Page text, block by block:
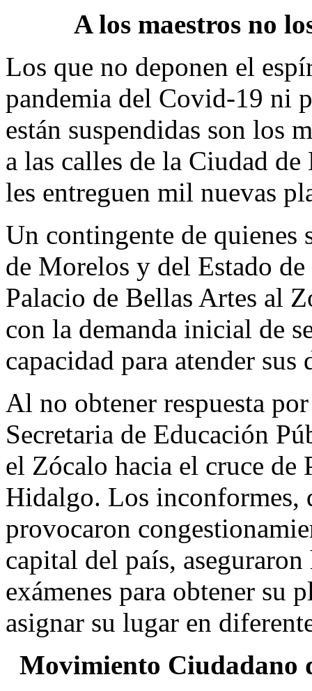
A los maestros no
Los que no deponen el
pandemia del Covid-19 ni
están suspendidas son los
a las calles de la Ciudad
les entreguen mil nuevas
Un contingente de quienes
de Morelos y del Estado
Palacio de Bellas Artes al
con la demanda inicial de
capacidad para atender sus
Al no obtener respuesta
Secretaria de Educación
el Zócalo hacia el cruce de
Hidalgo. Los inconformes,
provocaron
capital del país,
exámenes para obtener su
asignar su lugar en
Movimiento Ciudadano